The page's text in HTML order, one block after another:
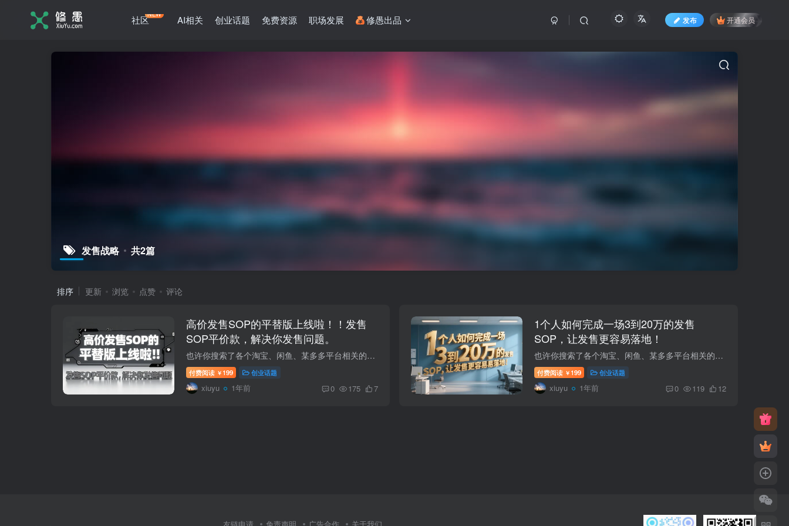
社区NEW AI相关 创业话题 免费资源 职场发展 修愚出品 发布 开通会员
发售战略 共2篇
排序 更新 浏览 点赞 评论
高价发售SOP的平替版上线啦！！发售
SOP平价款，解决你发售问题。
也许你搜索了各个淘宝、闲鱼、某多多平台相关的发售SOP等关键词，你会发现1块钱买来一吨的乱七八糟的资料，你打开云盘一看，也无法找出来个资料重点和学习头绪……那么…… 高价发售SOP平替版...
付费阅读 ￥ 199 创业话题
xiuyu 1年前 0 175 7
1个人如何完成一场3到20万的发售
SOP，让发售更容易落地！
也许你搜索了各个淘宝、闲鱼、某多多平台相关的发售SOP等关键词，你会发现1块钱买来一吨的乱七八糟的资料，你打开云盘一看，也无法找出来个资料重点和学习头绪……那么…… 1个人如何完成一场3...
付费阅读 ￥ 199 创业话题
xiuyu 1年前 0 119 12
友链申请 免责声明 广告合作 关于我们